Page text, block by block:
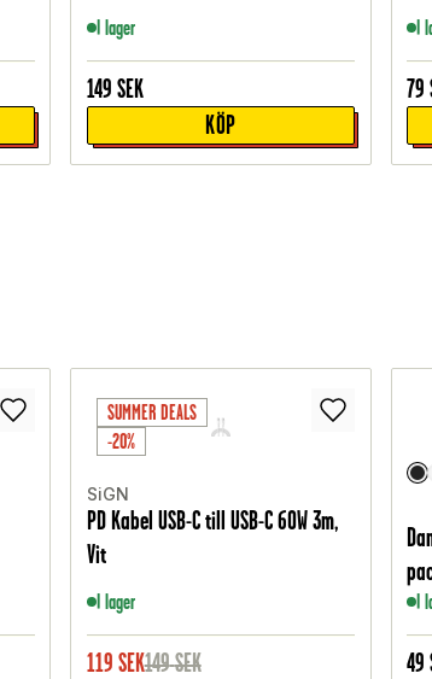
I lager
149 SEK
KÖP
I
79
SUMMER DEALS
-20%
SiGN
PD Kabel USB-C till USB-C 60W 3m,
Vit
I lager
119 SEK149SEK
I
49